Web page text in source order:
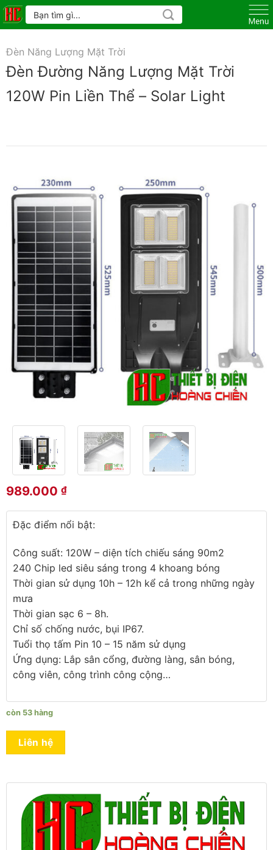
Skip
to
Tìm
kiếm:
Đèn Năng Lượng Mặt Trời
Đèn Đường Năng Lượng Mặt Trời
120W Pin Liền Thể – Solar Light
989.000 ₫
Đặc điểm nổi bật:
Công suất: 120W – diện tích chiếu sáng 90m2
240 Chip led siêu sáng trong 4 khoang bóng
Thời gian sử dụng 10h – 12h kể cả trong những ngày
mưa
Thời gian sạc 6 – 8h.
Chỉ số chống nước, bụi IP67.
Tuổi thọ tấm Pin 10 – 15 năm sử dụng
Ứng dụng: Lắp sân cổng, đường làng, sân bóng,
công viên, công trình công cộng…
còn 53 hàng
Liên hệ